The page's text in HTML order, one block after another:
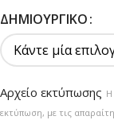
ΔΗΜΙΟΥΡΓΙΚΌ
Αρχείο εκτύπωσης Η
εκτύπωση, με τις